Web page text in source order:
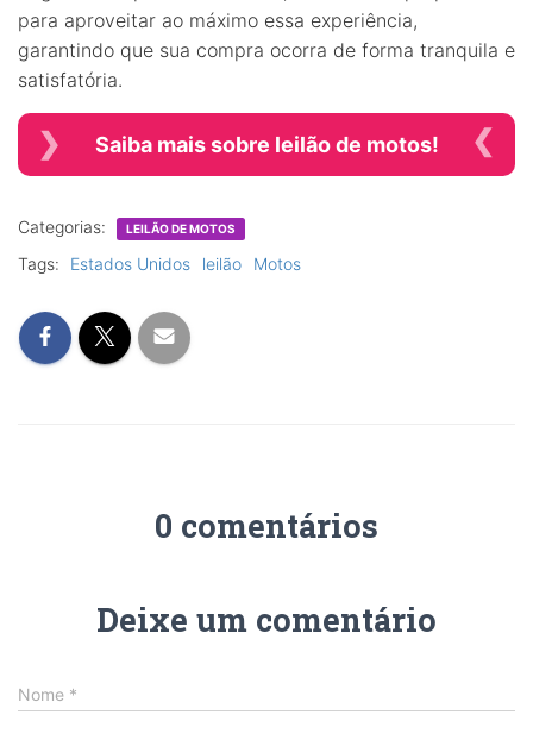
para aproveitar ao máximo essa experiência,
garantindo que sua compra ocorra de forma tranquila e
satisfatória.
Saiba mais sobre leilão de motos!
Categorias: LEILÃO DE MOTOS
Tags: Estados Unidos leilão Motos
0 comentários
Deixe um comentário
Nome *